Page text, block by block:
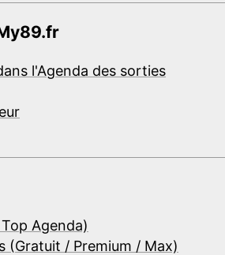
l'Agenda des sorties
Agenda)
(Gratuit / Premium / Max)